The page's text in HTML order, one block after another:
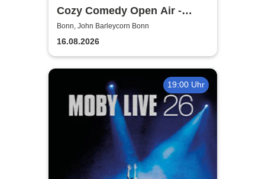
Cozy Comedy Open Air -
John Barleycorn Bonn
Bonn, John Barleycorn Bonn
16.08.2026
19:00 Uhr